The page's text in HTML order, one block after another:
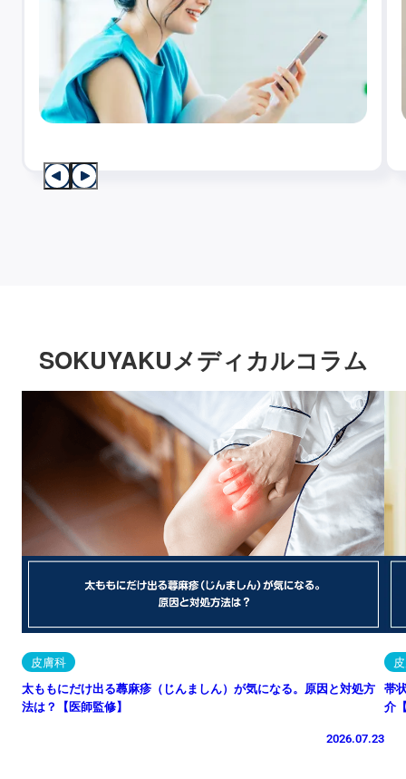
SOKUYAKUメディカルコラム
皮膚科
太ももにだけ出る蕁麻疹（じんましん）が気になる。原因と対処方
法は？【医師監修】
2026.07.23
帯
介